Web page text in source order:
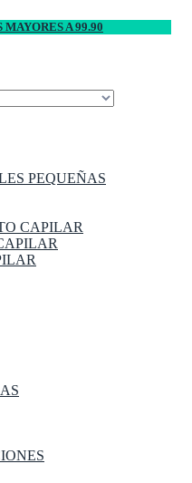
A 99.90
PEQUEÑAS
CAPILAR